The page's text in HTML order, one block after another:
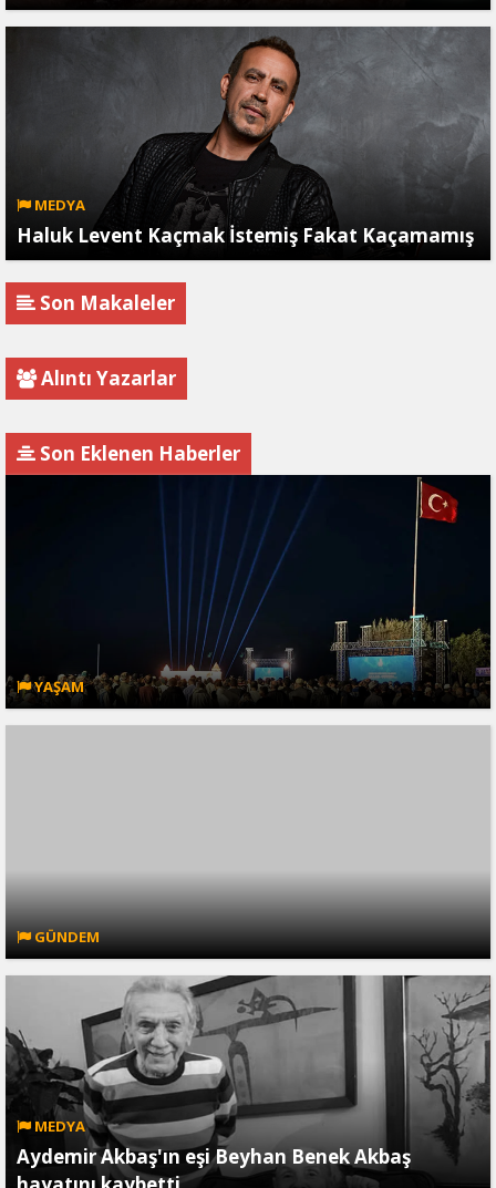
MEDYA
Haluk Levent Kaçmak İstemiş Fakat Kaçamamış
Son Makaleler
Alıntı Yazarlar
Son Eklenen Haberler
YAŞAM
GÜNDEM
MEDYA
Aydemir Akbaş'ın eşi Beyhan Benek Akbaş